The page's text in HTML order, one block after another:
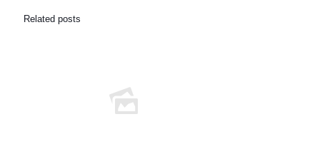
Related posts